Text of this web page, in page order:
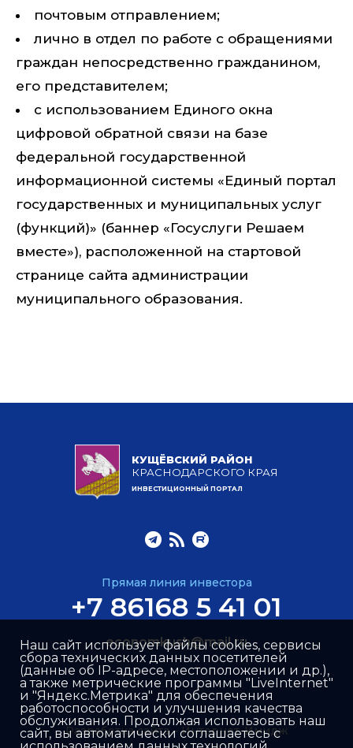
почтовым отправлением;
лично в отдел по работе с обращениями
граждан непосредственно гражданином,
его представителем;
с использованием Единого окна
цифровой обратной связи на базе
федеральной государственной
информационной системы «Единый портал
государственных и муниципальных услуг
(функций)» (баннер «Госуслуги Решаем
вместе»), расположенной на стартовой
странице сайта администрации
муниципального образования.
КУЩЁВСКИЙ РАЙОН
КРАСНОДАРСКОГО КРАЯ
ИНВЕСТИЦИОННЫЙ ПОРТАЛ
Прямая линия инвестора
+7 86168 5 41 01
economkush@mail.ru
Разработка сайта –Интернет-Имидж
Наш сайт использует файлы cookies, сервисы
сбора технических данных посетителей
(данные об IP-адресе, местоположении и др.),
а также метрические программы "LiveInternet"
и "Яндекс.Метрика" для обеспечения
работоспособности и улучшения качества
обслуживания. Продолжая использовать наш
сайт, вы автоматически соглашаетесь с